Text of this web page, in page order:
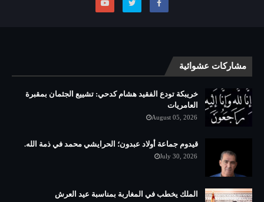
مشاركات عشوائية
خريبكة تودع الفقيد هشام كدحي: تشييع الجثمان بمقبرة
العامريات
August 05, 2026
قيدوم جماعة أولاد عبدون؛ الحرايشي محمد في ذمة الله.
July 30, 2026
الملك يخطب في المغاربة بمناسبة عيد العرش